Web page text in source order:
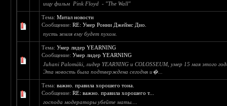
ищу фильм Pink Floyd - "The Wall"
Тема:Митал новости
Сообщение:RE: Умер Ронни Джеймс Дио.
пусть земля ему будет пухом.
Тема:Умер лидер YEARNING
Сообщение:Умер лидер YEARNING
Juhani Palomäki, лидер YEARNING и COLOSSEUM, умер 15 мая этого
Эта новость была подтверждена сегодня и�...
Тема:важно. правила хорошего тона.
Сообщение:RE: важно. правила хорошего т...
господа модераторы убейте маты....